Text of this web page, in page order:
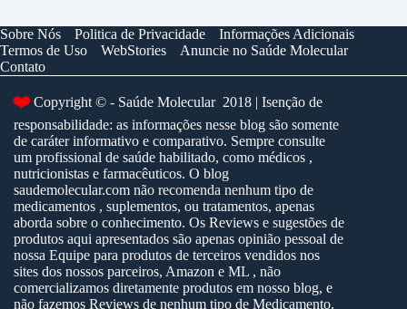
Sobre Nós Politica de Privacidade
Informações Adicionais
Termos de Uso
WebStories
Anuncie no Saúde Molecular
Contato
❤️ Copyright © - Saúde Molecular 2018 | Isenção de
responsabilidade: as informações nesse blog são somente
de caráter informativo e comparativo. Sempre consulte
um profissional de saúde habilitado, como médicos ,
nutricionistas e farmacêuticos. O blog
saudemolecular.com não recomenda nenhum tipo de
medicamentos , suplementos, ou tratamentos, apenas
aborda sobre o conhecimento. Os Reviews e sugestões de
produtos aqui apresentados são apenas opinião pessoal de
nossa Equipe para produtos de terceiros vendidos nos
sites dos nossos parceiros, Amazon e ML , não
comercializamos diretamente produtos em nosso blog, e
não fazemos Reviews de nenhum tipo de Medicamento.